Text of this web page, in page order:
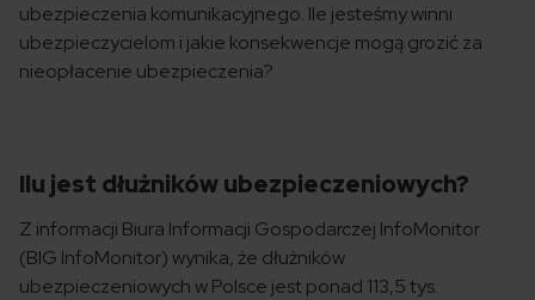
ubezpieczenia komunikacyjnego. Ile jesteśmy winni
ubezpieczycielom i jakie konsekwencje mogą grozić za
nieopłacenie ubezpieczenia?
Ilu jest dłużników ubezpieczeniowych?
Z informacji Biura Informacji Gospodarczej InfoMonitor
(BIG InfoMonitor) wynika, że dłużników
ubezpieczeniowych w Polsce jest ponad 113,5 tys.